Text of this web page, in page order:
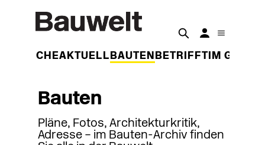
WOCHEAKTUELL BAUTEN BETRIFFT IM
Bauten
Pläne, Fotos, Architekturkritik,
Adresse – im Bauten-Archiv finden